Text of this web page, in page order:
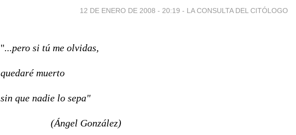
12 DE ENERO DE 2008 - 20:19 - LA CONSULTA DEL CITÓLOGO
"...pero si tú me olvidas,
quedaré muerto
sin que nadie lo sepa"
(Ángel González)